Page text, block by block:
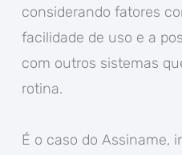
considerando fatores
facilidade de uso e a
com outros sistemas
rotina.
É o caso do Assiname,